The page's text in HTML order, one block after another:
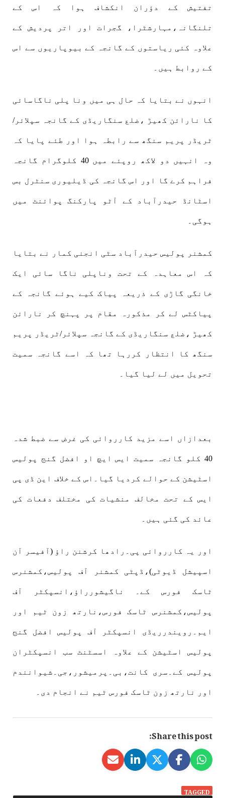
تفتیش کے دؤران انکشاف ہوا کہ اس کے
تلنگانہ،مہارشٹرا، گجرات اور اتر پردیش کے
علاوہ کئی ریاستوں کے گانجہ کے بیوپاریوں سے اس
کے روابط ہیں۔
انہوں نے بتایا کہ حال ہی میں ونا پلی ناگاسائی
کا نارائن کھیڑ ،ضلع سنگاریڈی کے گانجہ سپلائر/
ٹریڈر پریم سنگھ سے رابطہ ہوا اور طئے پایا کہ
وہ انہیں دو لاکھ روپئے میں 40 کلوگرام گانجہ
فراہم کرے گا اور اس گانجہ کی ڈیلیوری سنٹرل بس
اسٹانڈ حیدرآباد کے آٹو پارکنگ پوائنٹ میں
ہوگی۔
کمشنر پولیس حیدرآباد سٹی انجنی کمار نے بتایا
کہ اس معاہدہ کے تحت وناپلی ناگا سائی ایک
خانگی گاڑی کے ذریعہ پیاک کیے ہوئے گانجہ کے
پیاکٹس لے کر مذکورہ مقام پر پہنچ کر نارائن
کھیڑ ،ضلع سنگاریڈی کے گانجہ سپلائر/ٹریڈر پریم
سنگھ کا انتظار کررہا تھا کہ اسے گانجہ سمیت
تحویل میں لے لیا گیا۔
بعدازاں اسے مزید کارروائی کی غرض سے ضبط شدہ
40 کلو گانجہ سمیت ایس ایچ او افضل گنج پولیس
اسٹیشن کے حوالے کردیا گیا۔اس کے خلاف این ڈی پی
ایس کے تحت مخالف منشیات کی مختلف دفعات کی
عائد کی گئی ہیں۔
اور یہ کارروائی پی۔رادھا کرشنن راؤ (آفیسر آن
اسپیشل ڈیوٹی)،ڈپٹی کمشنر آف پولیس،کمشنرس
ٹاسک فورس کے۔ ناگیشورراؤ،انسپکٹر آف
پولیس،کمشنرس ٹاسک فورس،نارتھ زون ٹیم اور
ایم۔رویندرریڈی انسپکٹر آف پولیس افضل گنج
پولیس اسٹیشن کے علاوہ اسسٹنٹ سب انسپکٹران
پولیس کے۔سری کانت،بی۔پرمیشور،جی۔شیوانندم
اور نارتھ زون ٹاسک فورس ٹیم نے انجام دی۔
Share this post:
TAGGED